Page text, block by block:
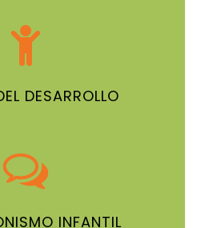
DESARROLLO
INFANTIL